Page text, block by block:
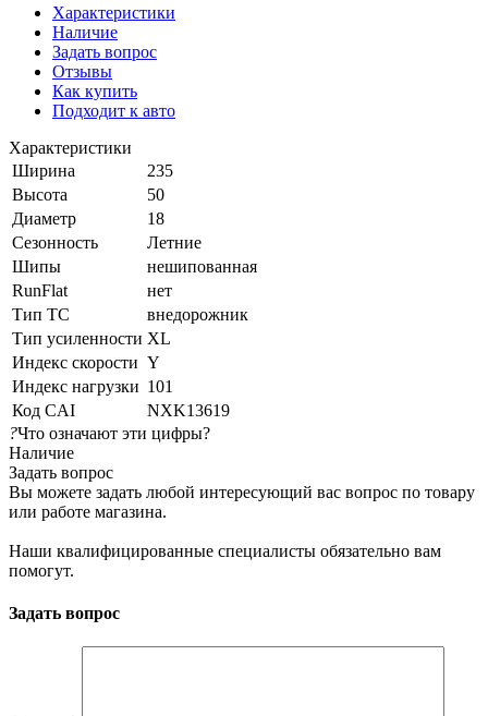
Характеристики
Наличие
Задать вопрос
Отзывы
Как купить
Подходит к авто
Характеристики
Ширина
235
Высота
50
Диаметр
18
Сезонность
Летние
Шипы
нешипованная
RunFlat
нет
Тип ТС
внедорожник
Тип усиленности XL
Индекс скорости Y
Индекс нагрузки 101
Код CAI
NXK13619
?Что означают эти цифры?
Наличие
Задать вопрос
Вы можете задать любой интересующий вас вопрос по товару
или работе магазина.
Наши квалифицированные специалисты обязательно вам
помогут.
Задать вопрос